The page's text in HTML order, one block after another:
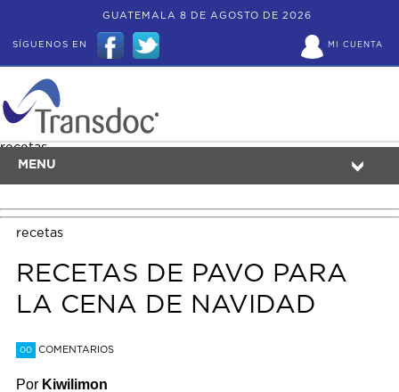
GUATEMALA 8 DE AGOSTO DE 2026
MI CUENTA
SÍGUENOS EN
MENU
recetas
recetas
RECETAS DE PAVO PARA
LA CENA DE NAVIDAD
00 COMENTARIOS
Por Kiwilimon